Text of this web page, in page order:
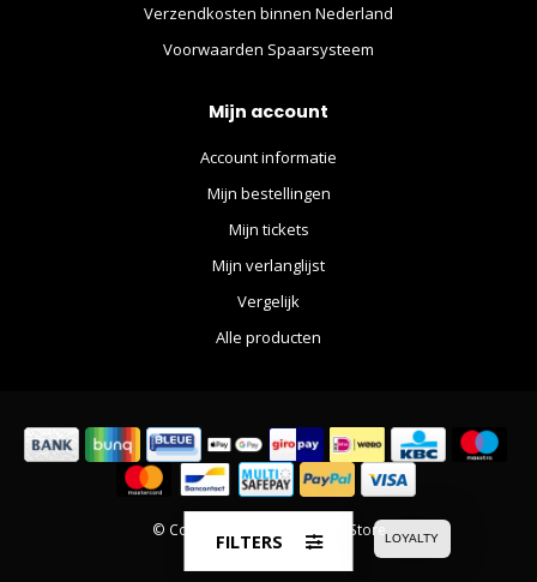
Verzendkosten binnen Nederland
Voorwaarden Spaarsysteem
Mijn account
Account informatie
Mijn bestellingen
Mijn tickets
Mijn verlanglijst
Vergelijk
Alle producten
© Copyright 2026 The Movie Store
FILTERS LOYALTY